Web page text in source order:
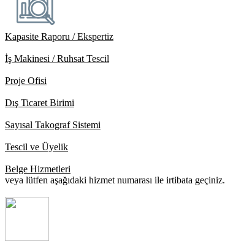
Kapasite Raporu / Ekspertiz
İş Makinesi / Ruhsat Tescil
Proje Ofisi
Dış Ticaret Birimi
Sayısal Takograf Sistemi
Tescil ve Üyelik
Belge Hizmetleri
veya lütfen aşağıdaki hizmet numarası ile irtibata geçiniz.